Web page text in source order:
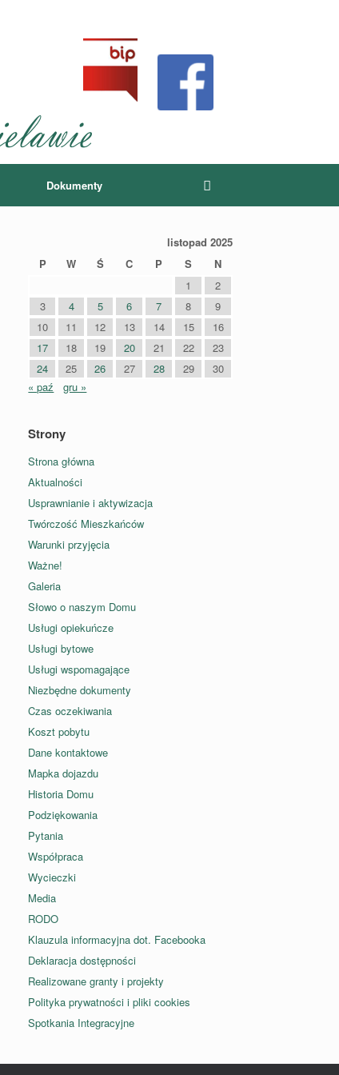
Dokumenty
listopad 2025
P
W Ś C P S
N
1
2
3
4 5 6 7 8
9
10
11 12 13 14 15
16
17
18 19 20 21 22
23
24
25 26 27 28 29
30
« paź
gru »
Strony
Strona główna
Aktualności
Usprawnianie i aktywizacja
Twórczość Mieszkańców
Warunki przyjęcia
Ważne!
Galeria
Słowo o naszym Domu
Usługi opiekuńcze
Usługi bytowe
Usługi wspomagające
Niezbędne dokumenty
Czas oczekiwania
Koszt pobytu
Dane kontaktowe
Mapka dojazdu
Historia Domu
Podziękowania
Pytania
Współpraca
Wycieczki
Media
RODO
Klauzula informacyjna dot. Facebooka
Deklaracja dostępności
Realizowane granty i projekty
Polityka prywatności i pliki cookies
Spotkania Integracyjne